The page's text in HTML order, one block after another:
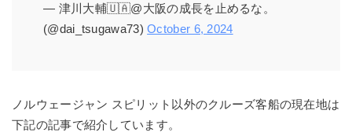
— 津川大輔🇺🇦@大阪の成長を止めるな。
(@dai_tsugawa73)October 6, 2024
ノルウェージャン スピリット以外のクルーズ客船の現在地は
下記の記事で紹介しています。